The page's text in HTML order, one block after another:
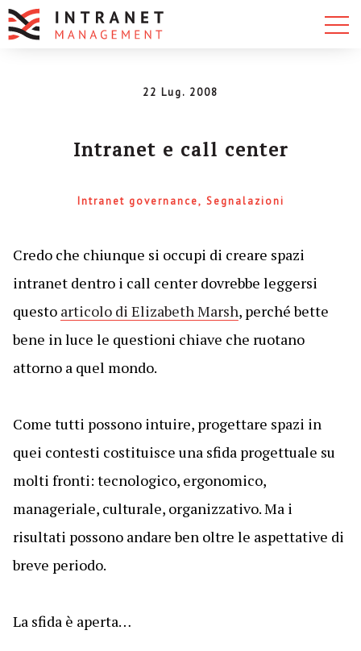
22 Lug. 2008
Intranet e call center
Intranet governance Segnalazioni
Credo che chiunque si occupi di creare spazi
intranet dentro i call center dovrebbe leggersi
questo articolo di Elizabeth Marsh, perché bette
bene in luce le questioni chiave che ruotano
attorno a quel mondo.
Come tutti possono intuire, progettare spazi in
quei contesti costituisce una sfida progettuale su
molti fronti: tecnologico, ergonomico,
manageriale, culturale, organizzativo. Ma i
risultati possono andare ben oltre le aspettative di
breve periodo.
La sfida è aperta…